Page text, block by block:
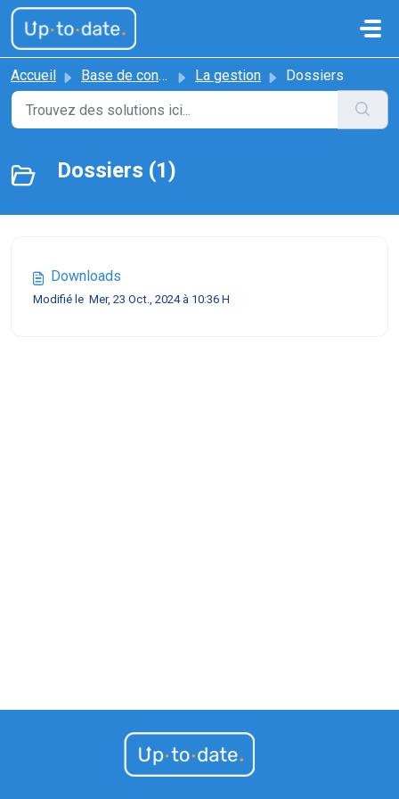
Passer au contenu principal
Accueil Base de connaissances La gestion Dossiers
Dossiers (1)
Downloads
Modifié le Mer, 23 Oct., 2024 à 10:36 H